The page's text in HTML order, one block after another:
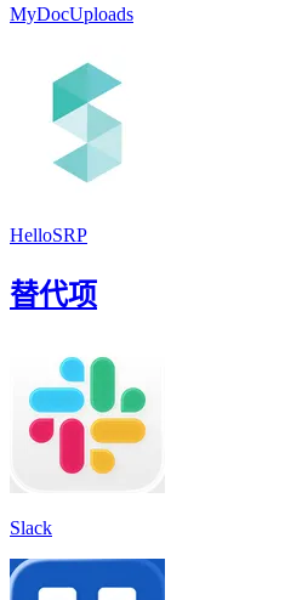
MyDocUploads
HelloSRP
替代项
Slack